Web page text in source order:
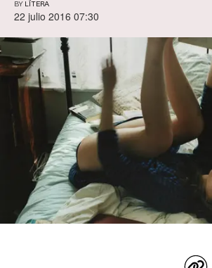
BY LÍTERA
22 julio 2016 07:30